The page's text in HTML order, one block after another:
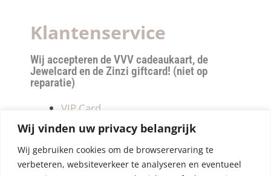
Wij vinden uw privacy belangrijk
Wij gebruiken cookies om de browserervaring te
verbeteren, websiteverkeer te analyseren en eventueel
Klantenservice
Wij accepteren de VVV cadeaukaart, de
Jewelcard en de Zinzi giftcard! (niet op
reparatie)
VIP Card
Retourneren
Betalen & verzendkosten
Privacy Policy
Algemene Voorwaarden